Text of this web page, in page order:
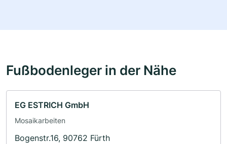
Fußbodenleger in der Nähe
EG ESTRICH GmbH
Mosaikarbeiten
Bogenstr.16, 90762 Fürth